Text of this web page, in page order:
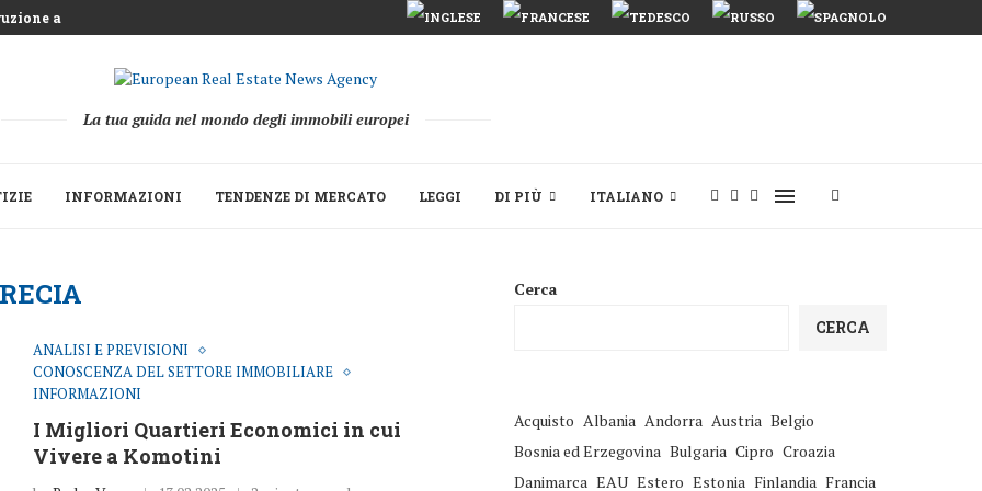
si prepara...
La tua guida nel mondo degli immobili europei
INFORMAZIONI TENDENZE DI MERCATO LEGGI DI PIÙ ITALIANO
ANALISI E PREVISIONI
CONOSCENZA DEL SETTORE IMMOBILIARE
INFORMAZIONI
I Migliori Quartieri Economici in cui
Vivere a Komotini
Cerca
CERCA
Acquisto Albania Andorra Austria Belgio
Bosnia ed Erzegovina Bulgaria Cipro Croazia
Danimarca EAU Estero Estonia Finlandia Francia